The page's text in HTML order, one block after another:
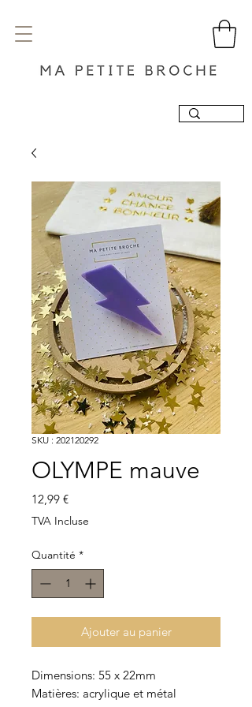
SKU : 202120292
OLYMPE mauve
12,99 €Prix
TVA Incluse
Quantité *
Ajouter au panier
Dimensions: 55 x 22mm
Matières: acrylique et métal